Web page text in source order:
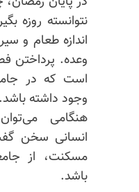
نتوانسته روزه
اندازه طعام و
وعده. پرداختن
است که در
وجود داشته باشد.
هنگامی
انسانی سخن
مسکنت، از
باشد.